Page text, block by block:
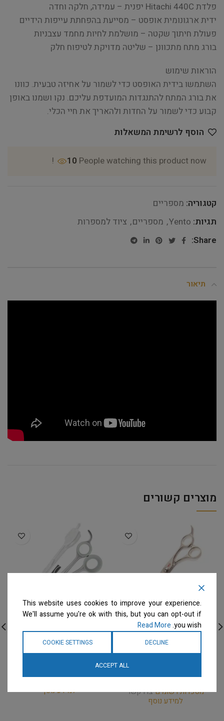
פלדת Hitachi 440C יפנית – עמידה, חלקה וחדה
ידית ארגונומית אופסט – מסייעת בהפחתת עייפות הידיים
פעולת חיתוך שקטה – מושלמת לחיות מחמד עצבניות
בורג מתח מתכוונן – שליטה מדויקת לטיפוח חלק
הוראות שימוש
השתמשו בידית האופסט כדי לשמור על אחיזה טבעית. כוונו
את בורג המתח להתנגדות המועדפת עליכם. נקו ושמנו באופן
קבוע כדי לשמור על החדות ולהאריך את חיי הכלי.
הוסף לרשימת המשאלות
10 People watching this product now!
קטגוריה: מספריים
תגיות: Yento
, מספריים, ציוד למספרות
Share:
תיאור
מוצרים קשורים
Yento – מספריים מקומרות
Ergo Line Series 20cm –
7 3/4" Curved Scissor
מספרות רשומיםצרו קשר
למידע נוסף
Rose Line – WITTE Group
– מספריים מקומרות 1/4 8″
למידע נוסף
This website uses cookies to improve your experience.
We'll assume you're ok with this, but you can opt-out if
you wish.
Read More
DECLINE
COOKIE SETTINGS
ACCEPT ALL